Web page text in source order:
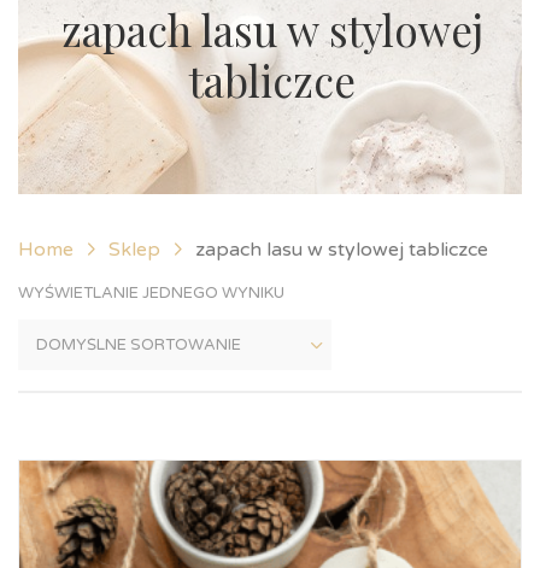
zapach lasu w stylowej
tabliczce
Home Sklep zapach lasu w stylowej tabliczce
WYŚWIETLANIE JEDNEGO WYNIKU